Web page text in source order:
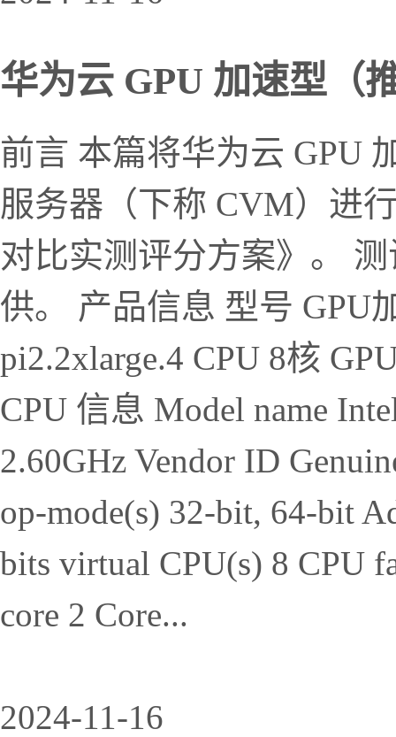
华为云 GPU 加速型（
前言 本篇将华为云 GPU
服务器（下称 CVM）进
对比实测评分方案》。
供。 产品信息 型号 GPU
pi2.2xlarge.4 CPU 8核
CPU 信息 Model name
2.60GHz Vendor ID
op-mode(s) 32-bit, 64-bit
bits virtual CPU(s) 8 CPU
core 2 Core...
2024-11-16